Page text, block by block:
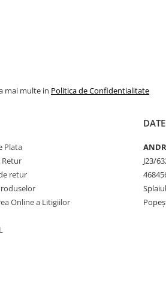
mai multe in Politica de Confidentialitate
Plata
Retur
retur
Online a Litigiilor
J23/